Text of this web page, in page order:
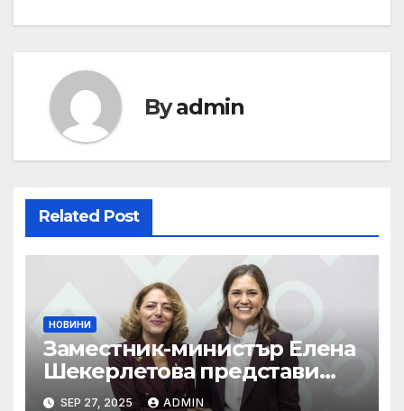
Byadmin
Related Post
НОВИНИ
Заместник-министър Елена
Шекерлетова представи
българската позиция на
SEP 27, 2025 ADMIN